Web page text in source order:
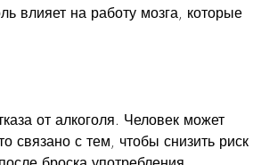
влияет на работу мозга, которые
от алкоголя. Человек может
связано с тем, чтобы снизить риск